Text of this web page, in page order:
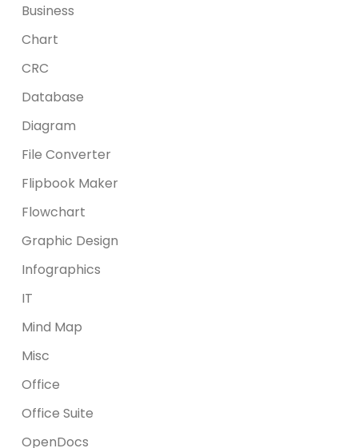
Business
Chart
CRC
Database
Diagram
File Converter
Flipbook Maker
Flowchart
Graphic Design
Infographics
IT
Mind Map
Misc
Office
Office Suite
OpenDocs